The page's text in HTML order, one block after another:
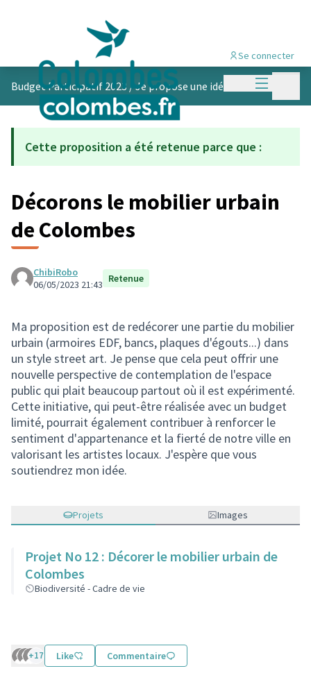
Menu
Se connecter
Budget Participatif 2023 /Je propose une idée
Cette proposition a été retenue parce que :
Décorons le mobilier urbain
de Colombes
ChibiRobo
06/05/2023 21:43 Retenue
Ma proposition est de redécorer une partie du mobilier
urbain (armoires EDF, bancs, plaques d'égouts...) dans
un style street art. Je pense que cela peut offrir une
nouvelle perspective de contemplation de l'espace
public qui plait beaucoup partout où il est expérimenté.
Cette initiative, qui peut-être réalisée avec un budget
limité, pourrait également contribuer à renforcer le
sentiment d'appartenance et la fierté de notre ville en
valorisant les artistes locaux. J'espère que vous
soutiendrez mon idée.
Projets Images
Projet No 12 : Décorer le mobilier urbain de
Colombes
Biodiversité - Cadre de vie
+17 Like Commentaire